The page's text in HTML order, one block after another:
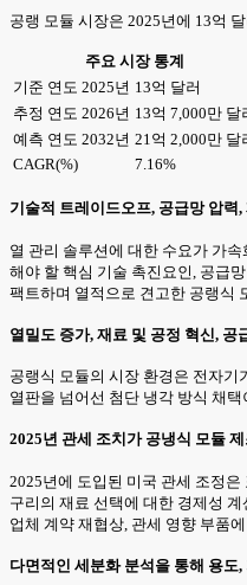
공랭 모듈 시장은 2025년에 13억
주요 시장 통계
기준 연도 2025년 13억 달러
추정 연도 2026년 13억 7,000만 달
예측 연도 2032년 21억 2,000만 달
CAGR(%)
7.16%
기술적 트레이드오프, 공급망 압
열 관리 솔루션에 대한 수요가 가
해야 할 핵심 기술 촉진요인, 공급
팩트하며 열적으로 견고한 공랭식
열밀도 증가, 재료 및 공정 혁신,
공랭식 모듈의 시장 환경은 전자기
열판을 넘어선 첨단 냉각 방식 채
2025년 관세 조치가 공냉식 모듈
2025년에 도입된 미국 관세 조정
구리의 재료 선택에 대한 경제성
업체 계약 재협상, 관세 영향 부품
다면적인 세분화 분석을 통해 용도